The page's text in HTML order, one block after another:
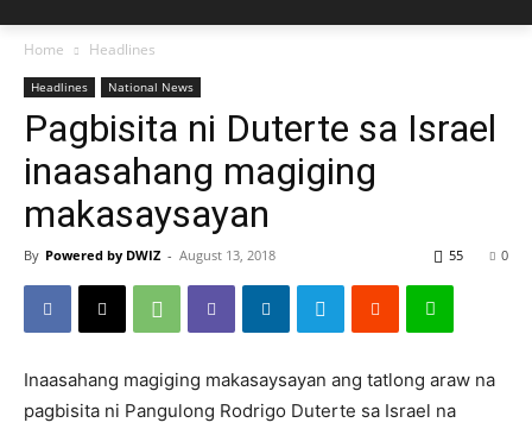
Home Headlines
Headlines National News
Pagbisita ni Duterte sa Israel
inaasahang magiging
makasaysayan
By Powered by DWIZ - August 13, 2018 0
55
Inaasahang magiging makasaysayan ang tatlong araw na
pagbisita ni Pangulong Rodrigo Duterte sa Israel na